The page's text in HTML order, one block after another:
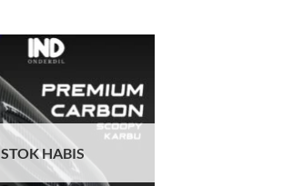
Tambahkan
ke Wishlist
STOK HABIS